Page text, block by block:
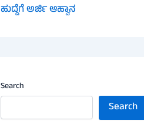
ಹುದ್ದೆಗೆ ಅರ್ಜಿ ಆಹ್ವಾನ
Search
Search